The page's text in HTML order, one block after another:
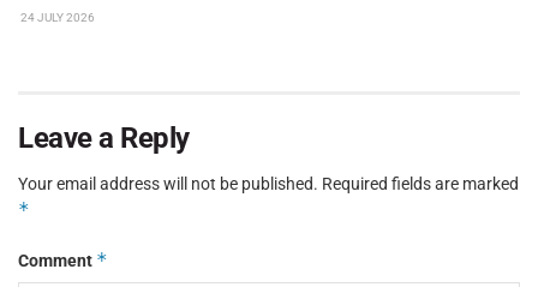
24 JULY 2026
Leave a Reply
Your email address will not be published. Required fields are marked
*
Comment *